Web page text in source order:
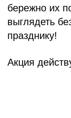
бережно их
выглядеть
празднику!
Акция